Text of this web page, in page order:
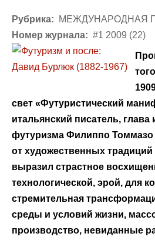
Рубрика:
МЕЖДУНАРОДНАЯ
Номер журнала: #1 2009 (22)
свет «Футуристический
итальянский писатель, глава
футуризма Филиппо Томмазо
от художественных
выразил страстное
технологической, эрой, для
стремительная
среды и условий жизни,
производство, невиданные